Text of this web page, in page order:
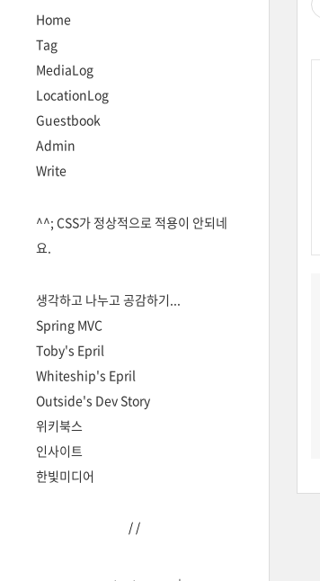
Home
Tag
MediaLog
LocationLog
Guestbook
Admin
Write
^^; CSS가 정상적으로 적용이 안되네
요.
생각하고 나누고 공감하기...
Spring MVC
Toby's Epril
Whiteship's Epril
Outside's Dev Story
위키북스
인사이트
한빛미디어
/ /